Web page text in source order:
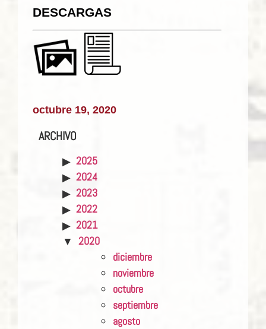
DESCARGAS
octubre 19, 2020
ARCHIVO
2025
2024
2023
2022
2021
2020
diciembre
noviembre
octubre
septiembre
agosto